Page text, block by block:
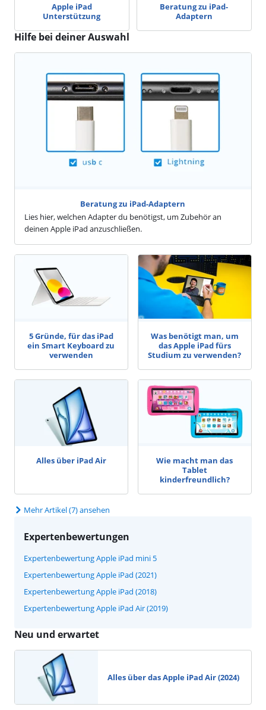
Apple iPad
Unterstützung
Beratung zu iPad-
Adaptern
Hilfe bei deiner Auswahl
Beratung zu iPad-Adaptern
Lies hier, welchen Adapter du benötigst, um Zubehör an
deinen Apple iPad anzuschließen.
5 Gründe, für das iPad
ein Smart Keyboard zu
verwenden
Was benötigt man, um
das Apple iPad fürs
Studium zu verwenden?
Alles über iPad Air
Wie macht man das
Tablet
kinderfreundlich?
Mehr Artikel (7) ansehen
Expertenbewertungen
Expertenbewertung Apple iPad mini 5
Expertenbewertung Apple iPad (2021)
Expertenbewertung Apple iPad (2018)
Expertenbewertung Apple iPad Air (2019)
Neu und erwartet
Alles über das Apple iPad Air (2024)